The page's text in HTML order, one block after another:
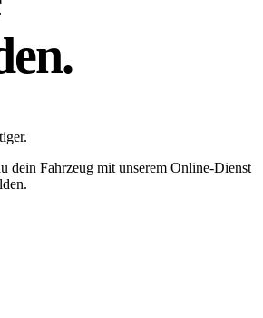
.
dein Fahrzeug mit unserem Online-Dienst